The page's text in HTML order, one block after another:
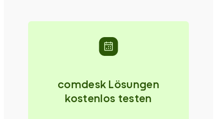
comdesk Lösungen
kostenlos testen